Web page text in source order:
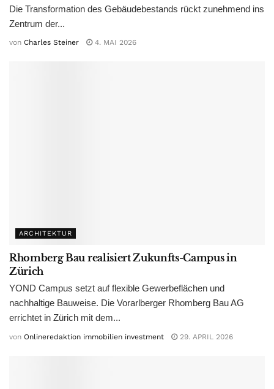
Die Transformation des Gebäudebestands rückt zunehmend ins
Zentrum der...
von Charles Steiner 4. MAI 2026
ARCHITEKTUR
Rhomberg Bau realisiert Zukunfts-Campus in
Zürich
YOND Campus setzt auf flexible Gewerbeflächen und
nachhaltige Bauweise. Die Vorarlberger Rhomberg Bau AG
errichtet in Zürich mit dem...
von Onlineredaktion immobilien investment 29. APRIL 2026